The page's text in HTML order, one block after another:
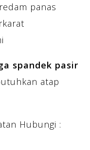
panas
spandek pasir
atap
Hubungi :